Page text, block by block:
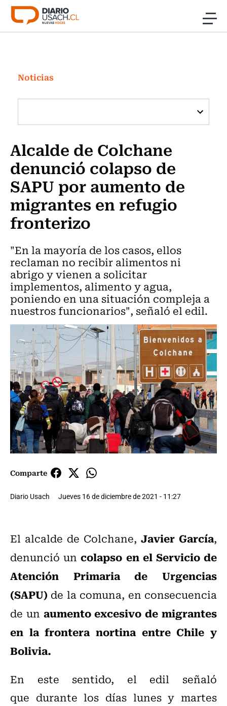
Click acá para ir directamente al contenido
Investigación
Cultura
Programas Radio y TV Usach
Noticias
Alcalde de Colchane
denunció colapso de
SAPU por aumento de
migrantes en refugio
fronterizo
"En la mayoría de los casos, ellos
reclaman no recibir alimentos ni
abrigo y vienen a solicitar
implementos, alimento y agua,
poniendo en una situación compleja a
nuestros funcionarios", señaló el edil.
Comparte
Diario Usach Jueves 16 de diciembre de 2021 - 11:27
El alcalde de Colchane, Javier García,
denunció uncolapso en el Servicio de
Atención Primaria de Urgencias
(SAPU) de la comuna, en consecuencia
de un aumento excesivo de migrantes
en la frontera nortina entre Chile y
Bolivia.
En este sentido, el edil señaló
que durante los días lunes y martes